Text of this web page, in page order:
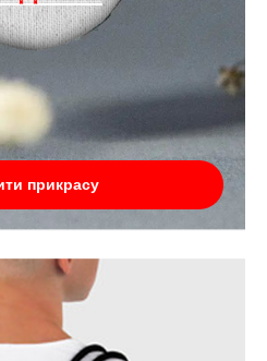
прикрасу